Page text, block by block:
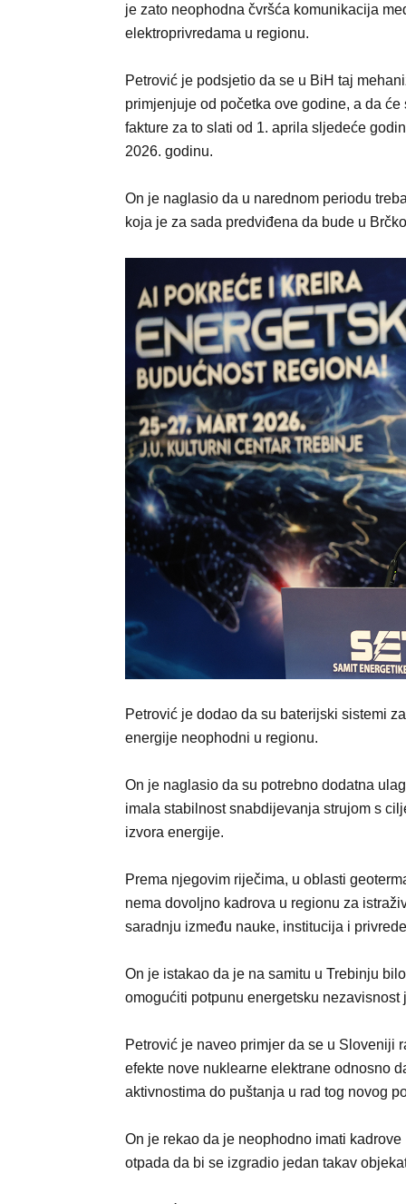
je zato neophodna čvršća komunikacija
elektroprivredama u regionu.
Petrović je podsjetio da se u BiH taj
primjenjuje od početka ove godine, a da će
fakture za to slati od 1. aprila sljedeće
2026. godinu.
On je naglasio da u narednom periodu
koja je za sada predviđena da bude u
Petrović je dodao da su baterijski sistemi
energije neophodni u regionu.
On je naglasio da su potrebno dodatna
imala stabilnost snabdijevanja strujom s
izvora energije.
Prema njegovim riječima, u oblasti
nema dovoljno kadrova u regionu za
saradnju između nauke, institucija i
On je istakao da je na samitu u Trebinju
omogućiti potpunu energetsku
Petrović je naveo primjer da se u Sloveniji
efekte nove nuklearne elektrane odnosno
aktivnostima do puštanja u rad tog novog
On je rekao da je neophodno imati
otpada da bi se izgradio jedan takav